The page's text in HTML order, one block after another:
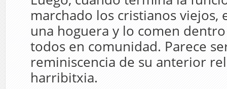
marchado los cristianos viejos,
una hoguera y lo comen
todos en comunidad. Parece
reminiscencia de su anterior
harribitxia.